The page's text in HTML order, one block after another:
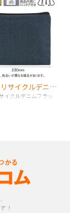
スフィア・リサイクルデニムフラットポーチ（S）
イクルデニムフラッ
！